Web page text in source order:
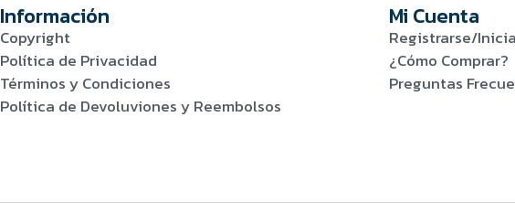
Información
Copyright
Política de Privacidad
Términos y Condiciones
Política de Devoluviones y Reembolsos
Mi Cuenta
Registrarse/
¿Cómo Comprar?
Preguntas